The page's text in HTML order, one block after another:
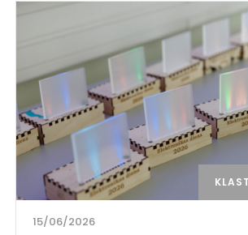
15/06/2026